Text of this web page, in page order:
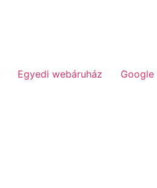
Egyedi webáruház Google